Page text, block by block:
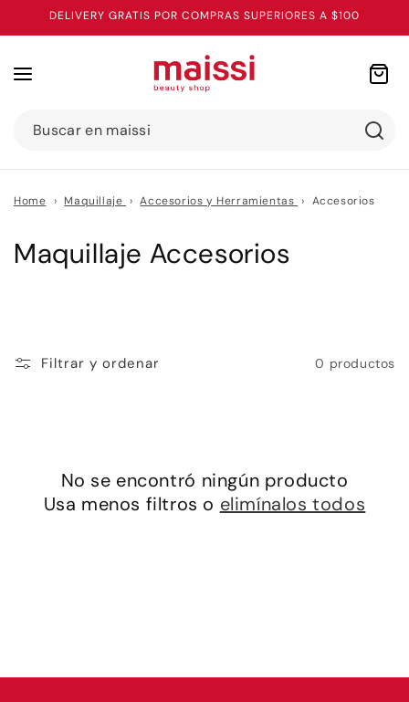
directamente
al contenido
DELIVERY GRATIS POR COMPRAS SUPERIORES A $100
Buscar en maissi
Carrito
Home › Maquillaje › Accesorios y Herramientas › Accesorios
C
e
Maquillaje Accesorios
Filtrar y ordenar 0 productos
No se encontró ningún producto
Usa menos filtros o elimínalos todos